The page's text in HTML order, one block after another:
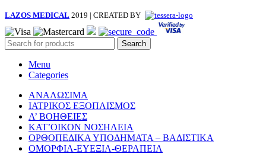
LAZOS MEDICAL 2019 | CREATED BY
Search
Menu
Categories
ΑΝΑΛΩΣΙΜΑ
ΙΑΤΡΙΚΟΣ ΕΞΟΠΛΙΣΜΟΣ
Α’ ΒΟΗΘΕΙΕΣ
ΚΑΤ’ΟΙΚΟΝ ΝΟΣΗΛΕΙΑ
ΟΡΘΟΠΕΔΙΚΑ ΥΠΟΔΗΜΑΤΑ – ΒΑΔΙΣΤΙΚΑ
ΟΜΟΡΦΙΑ-ΕΥΕΞΙΑ-ΘΕΡΑΠΕΙΑ